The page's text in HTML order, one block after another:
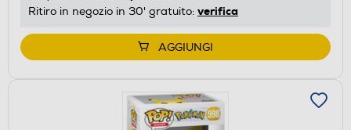
Ritiro in negozio in 30' gratuito: verifica
AGGIUNGI